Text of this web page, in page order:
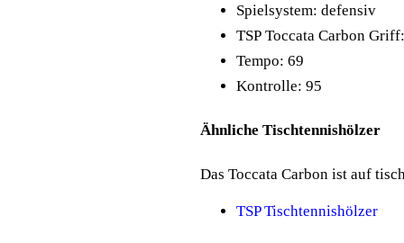
Spielsystem: defensiv
TSP Toccata Carbon
Tempo: 69
Kontrolle: 95
Ähnliche Tischtennishölzer
Das Toccata Carbon ist auf
TSP Tischtennishölzer